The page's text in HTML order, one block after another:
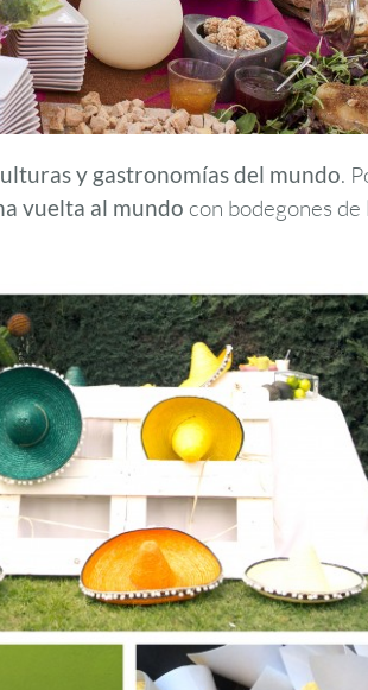
y gastronomías del mundo.
vuelta al mundo con bodegones